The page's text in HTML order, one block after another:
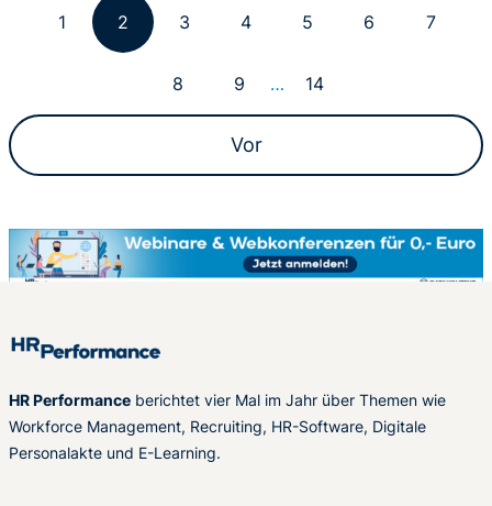
1 2 3 4 5 6 7
8 9 … 14
Vor
HR Performance berichtet vier Mal im Jahr über Themen wie
Workforce Management, Recruiting, HR-Software, Digitale
Personalakte und E-Learning.